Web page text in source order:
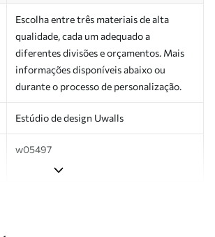
Escolha entre três materiais de alta
qualidade, cada um adequado a
diferentes divisões e orçamentos. Mais
informações disponíveis abaixo ou
durante o processo de personalização.
Estúdio de design Uwalls
w05497